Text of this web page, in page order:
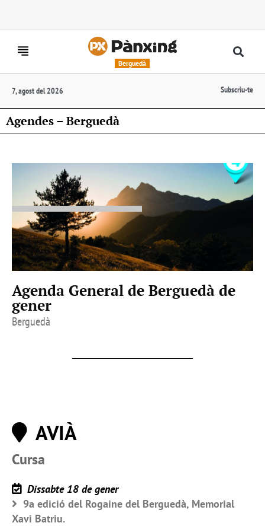
Berguedà
7, agost del 2026 Subscriu-te
Agendes – Berguedà
Agenda General de Berguedà de
gener
Berguedà
AVIÀ
Cursa
Dissabte 18 de gener
9a edició del Rogaine del Berguedà, Memorial
Xavi Batriu.